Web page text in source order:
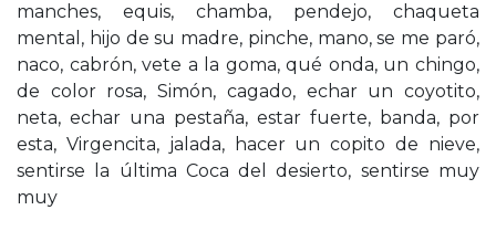
manches, equis, chamba, pendejo, chaqueta
mental, hijo de su madre, pinche, mano, se me paró,
naco, cabrón, vete a la goma, qué onda, un chingo,
de color rosa, Simón, cagado, echar un coyotito,
neta, echar una pestaña, estar fuerte, banda, por
esta, Virgencita, jalada, hacer un copito de nieve,
sentirse la última Coca del desierto, sentirse muy
muy